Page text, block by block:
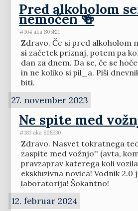
Pred alkoholom
nemočen 🍻
#164 aka S05E11
Zdravo. Če si pred alkoholom
si začetek priznaj, potem pa
dan za dnem. Da se, če se
in ne koliko si pil_a. Piši
biti.
27. november 2023
Ne spite med
#183 aka S05E30
Zdravo. Nasvet tokratnega
zaspite med vožnjo'' (avta,
pravzaprav katerega koli
ekskluzivna novica! Vodnik 2.0
laboratorija! Šokantno!
12. februar 2024